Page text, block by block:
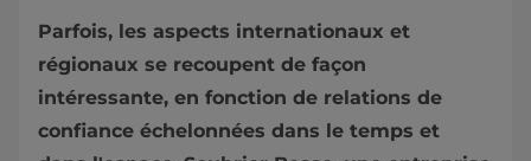
Parfois, les aspects internationaux et
régionaux se recoupent de façon
intéressante, en fonction de relations de
confiance échelonnées dans le temps et